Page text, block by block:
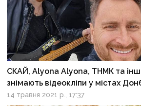
СКАЙ, Alyona Alyona, ТНМК та
знімають відеокліпи у містах
14 травня 2021 р., 17:37